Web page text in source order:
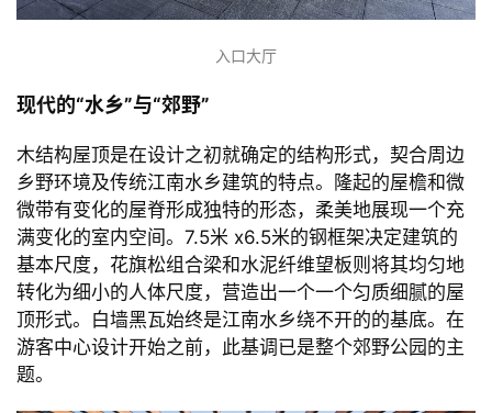
入口大厅
现代的“水乡”与“郊野”
木结构屋顶是在设计之初就确定的结构形式，契合周边
乡野环境及传统江南水乡建筑的特点。隆起的屋檐和微
微带有变化的屋脊形成独特的形态，柔美地展现一个充
满变化的室内空间。7.5米 x6.5米的钢框架决定建筑的
基本尺度，花旗松组合梁和水泥纤维望板则将其均匀地
转化为细小的人体尺度，营造出一个一个匀质细腻的屋
顶形式。白墙黑瓦始终是江南水乡绕不开的的基底。在
游客中心设计开始之前，此基调已是整个郊野公园的主
题。